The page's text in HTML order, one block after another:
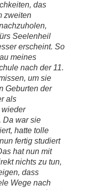
das
zweiten
Seelenheil
erscheint. So
meines
nach der 11.
um sie
Geburten der
als
Da war sie
hatte tolle
fertig studiert
hat nun mit
nichts zu tun,
dass
Wege nach